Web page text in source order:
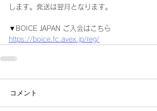
します。発送は翌月となります。
▼BOICE JAPAN ご入会はこちら
https://boice.fc.avex.jp/reg/
コメント